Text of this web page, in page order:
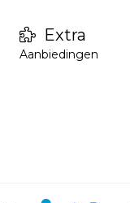
Extra
Aanbiedingen